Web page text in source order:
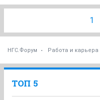
1
НГС.Форум Работа и карьера
ТОП 5